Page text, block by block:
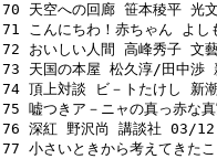
70 天空への回廊 笹本稜平
71 こんにちわ！赤ちゃん よ
72 おいしい人間 高峰秀子
73 天国の本屋 松久淳/田中
74 頂上対談 ビ－トたけし
75 嘘つきア－ニャの真っ赤
76 深紅 野沢尚 講談社 03/
77 小さいときから考えてき